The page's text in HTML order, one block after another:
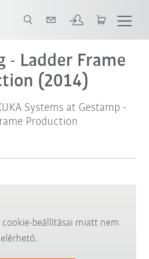
- Ladder Frame
(2014)
Systems at Gestamp -
Production
beállításai miatt nem
elérhető.